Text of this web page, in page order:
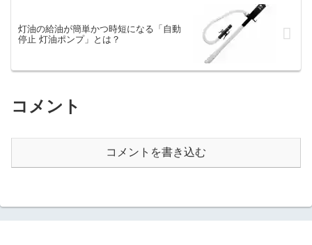
灯油の給油が簡単かつ時短になる「自動
停止 灯油ポンプ」とは？
コメント
コメントを書き込む